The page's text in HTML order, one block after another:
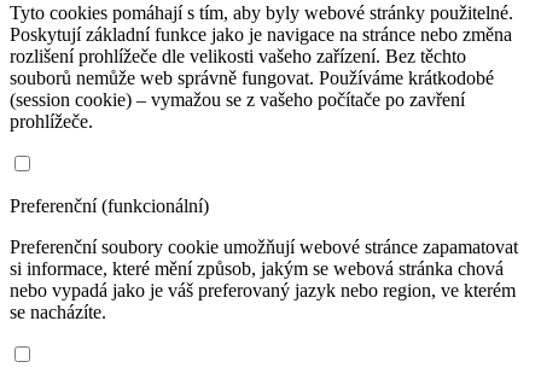
Tyto cookies pomáhají s tím, aby byly webové stránky použitelné.
Poskytují základní funkce jako je navigace na stránce nebo změna
rozlišení prohlížeče dle velikosti vašeho zařízení. Bez těchto
souborů nemůže web správně fungovat. Používáme krátkodobé
(session cookie) – vymažou se z vašeho počítače po zavření
prohlížeče.
Preferenční (funkcionální)
Preferenční soubory cookie umožňují webové stránce zapamatovat
si informace, které mění způsob, jakým se webová stránka chová
nebo vypadá jako je váš preferovaný jazyk nebo region, ve kterém
se nacházíte.